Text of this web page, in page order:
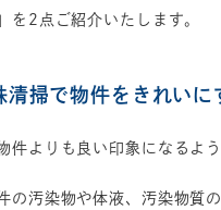
を2点ご紹介いたします。
掃で物件をきれいに
よりも良い印象になるよ
の汚染物や体液、汚染物質